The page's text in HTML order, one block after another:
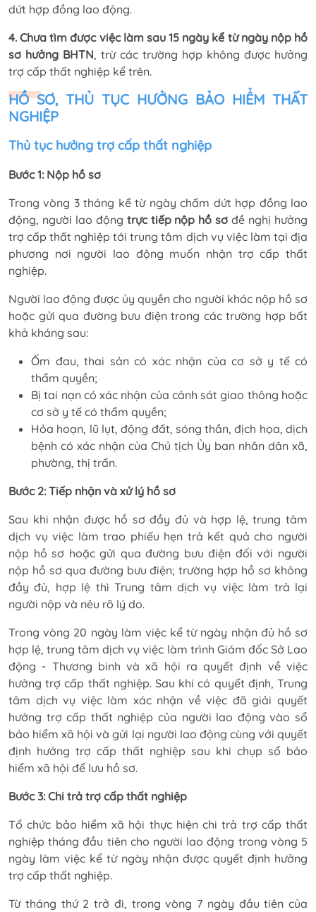
dứt hợp đồng lao động.
4. Chưa tìm được việc làm sau 15 ngày kể từ ngày nộp hồ
sơ hưởng BHTN, trừ các trường hợp không được hưởng
trợ cấp thất nghiệp kể trên.
HỒ SƠ, THỦ TỤC HƯỞNG BẢO HIỂM THẤT
NGHIỆP
Thủ tục hưởng trợ cấp thất nghiệp
Bước 1: Nộp hồ sơ
Trong vòng 3 tháng kể từ ngày chấm dứt hợp đồng lao
động, người lao động trực tiếp nộp hồ sơ đề nghị hưởng
trợ cấp thất nghiệp tới trung tâm dịch vụ việc làm tại địa
phương nơi người lao động muốn nhận trợ cấp thất
nghiệp.
Người lao động được ủy quyền cho người khác nộp hồ sơ
hoặc gửi qua đường bưu điện trong các trường hợp bất
khả kháng sau:
Ốm đau, thai sản có xác nhận của cơ sở y tế có
thẩm quyền;
Bị tai nạn có xác nhận của cảnh sát giao thông hoặc
cơ sở y tế có thẩm quyền;
Hỏa hoạn, lũ lụt, động đất, sóng thần, địch họa, dịch
bệnh có xác nhận của Chủ tịch Ủy ban nhân dân xã,
phường, thị trấn.
Bước 2: Tiếp nhận và xử lý hồ sơ
Sau khi nhận được hồ sơ đầy đủ và hợp lệ, trung tâm
dịch vụ việc làm trao phiếu hẹn trả kết quả cho người
nộp hồ sơ hoặc gửi qua đường bưu điện đối với người
nộp hồ sơ qua đường bưu điện; trường hợp hồ sơ không
đầy đủ, hợp lệ thì Trung tâm dịch vụ việc làm trả lại
người nộp và nêu rõ lý do.
Trong vòng 20 ngày làm việc kể từ ngày nhận đủ hồ sơ
hợp lệ, trung tâm dịch vụ việc làm trình Giám đốc Sở Lao
động - Thương binh và xã hội ra quyết định về việc
hưởng trợ cấp thất nghiệp. Sau khi có quyết định, Trung
tâm dịch vụ việc làm xác nhận về việc đã giải quyết
hưởng trợ cấp thất nghiệp của người lao động vào sổ
bảo hiểm xã hội và gửi lại người lao động cùng với quyết
định hưởng trợ cấp thất nghiệp sau khi chụp sổ bảo
hiểm xã hội để lưu hồ sơ.
Bước 3: Chi trả trợ cấp thất nghiệp
Tổ chức bảo hiểm xã hội thực hiện chi trả trợ cấp thất
nghiệp tháng đầu tiên cho người lao động trong vòng 5
ngày làm việc kể từ ngày nhận được quyết định hưởng
trợ cấp thất nghiệp.
Từ tháng thứ 2 trở đi, trong vòng 7 ngày đầu tiên của